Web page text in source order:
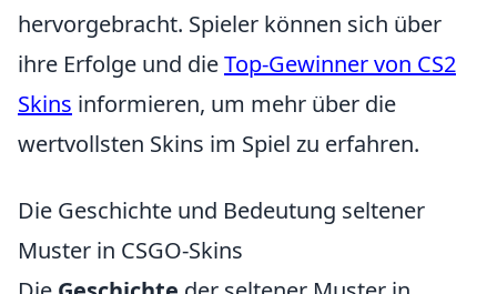
hervorgebracht. Spieler können sich über
ihre Erfolge und dieTop-Gewinner von CS2
Skins informieren, um mehr über die
wertvollsten Skins im Spiel zu erfahren.
Die Geschichte und Bedeutung seltener
Muster in CSGO-Skins